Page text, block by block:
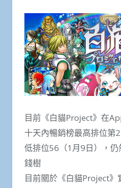
目前《白貓Project》在
十天內暢銷榜最高排位第
低排位56（1月9日），
錢樹
目前關於《白貓Project》